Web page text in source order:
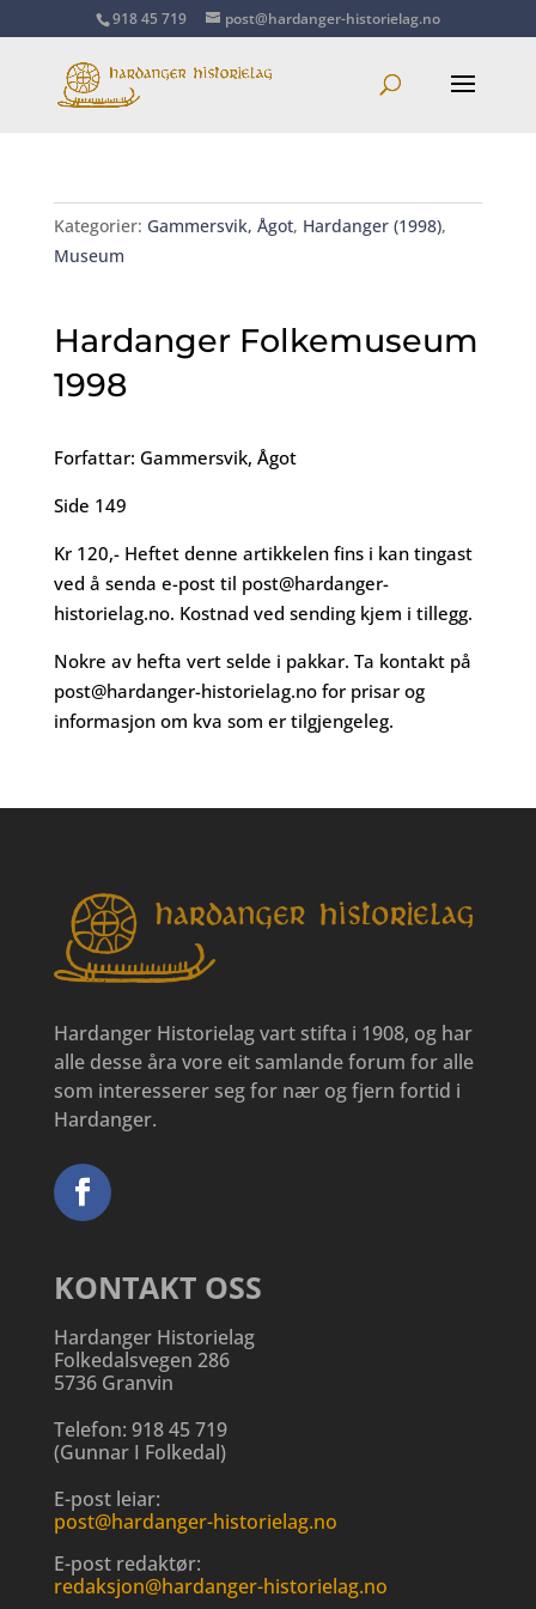
918 45 719 post@hardanger-historielag.no
Kategorier: Gammersvik, Ågot, Hardanger (1998),
Museum
Hardanger Folkemuseum
1998
Forfattar: Gammersvik, Ågot
Side 149
Kr 120,- Heftet denne artikkelen fins i kan tingast
ved å senda e-post til post@hardanger-
historielag.no. Kostnad ved sending kjem i tillegg.
Nokre av hefta vert selde i pakkar. Ta kontakt på
post@hardanger-historielag.nofor prisar og
informasjon om kva som er tilgjengeleg.
Hardanger Historielag vart stifta i 1908, og har
alle desse åra vore eit samlande forum for alle
som interesserer seg for nær og fjern fortid i
Hardanger.
KONTAKT OSS
Hardanger Historielag
Folkedalsvegen 286
5736 Granvin
Telefon: 918 45 719
(Gunnar I Folkedal)
E-post leiar:
post@hardanger-historielag.no
E-post redaktør:
redaksjon@hardanger-historielag.no